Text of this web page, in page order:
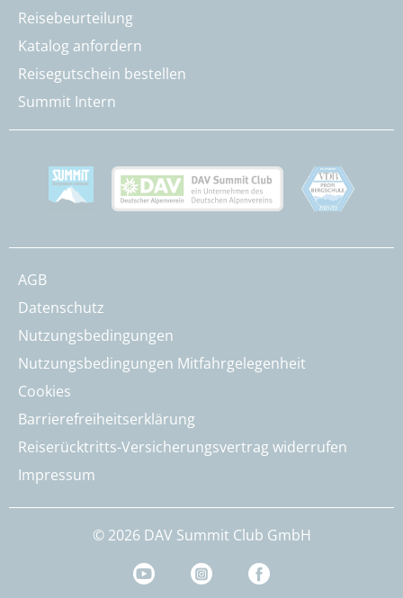
Reisebeurteilung
Katalog anfordern
Reisegutschein bestellen
Summit Intern
AGB
Datenschutz
Nutzungsbedingungen
Nutzungsbedingungen Mitfahrgelegenheit
Cookies
Barrierefreiheitserklärung
Reiserücktritts-Versicherungsvertrag widerrufen
Impressum
© 2026 DAV Summit Club GmbH